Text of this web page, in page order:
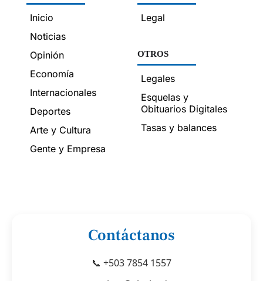
Inicio
Noticias
Opinión
Economía
Internacionales
Deportes
Arte y Cultura
Gente y Empresa
Legal
OTROS
Legales
Esquelas y
Obituarios Digitales
Tasas y balances
Contáctanos
📞 +503 7854 1557